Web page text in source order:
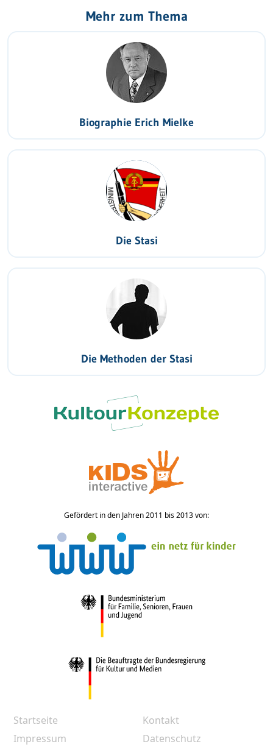
Mehr zum Thema
Biographie Erich Mielke
Die Stasi
Die Methoden der Stasi
Gefördert in den Jahren 2011 bis 2013 von:
Startseite
Kontakt
Impressum
Datenschutz